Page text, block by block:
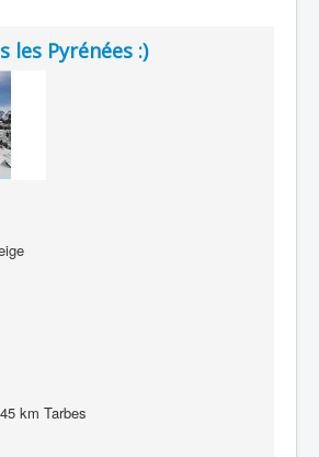
les Pyrénées :)
km Tarbes